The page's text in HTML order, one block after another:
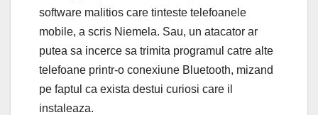
software malitios care tinteste telefoanele
mobile, a scris Niemela. Sau, un atacator ar
putea sa incerce sa trimita programul catre alte
telefoane printr-o conexiune Bluetooth, mizand
pe faptul ca exista destui curiosi care il
instaleaza.